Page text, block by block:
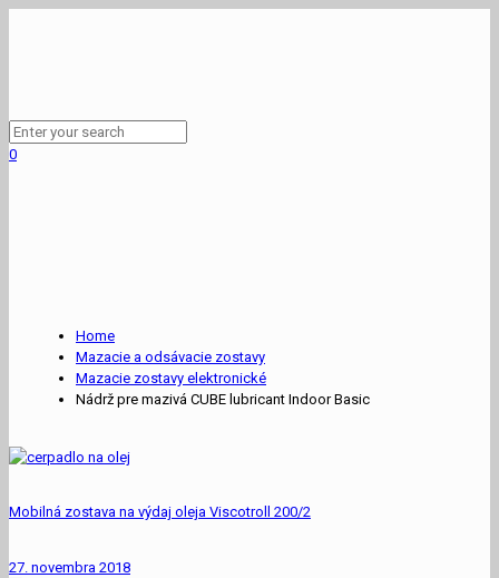
0
Home
Mazacie a odsávacie zostavy
Mazacie zostavy elektronické
Nádrž pre mazivá CUBE lubricant Indoor Basic
Mobilná zostava na výdaj oleja Viscotroll 200/2
27. novembra 2018